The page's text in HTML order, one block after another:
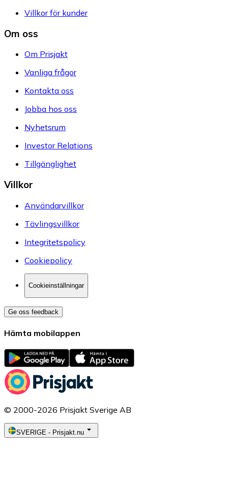
Villkor för kunder
Om oss
Om Prisjakt
Vanliga frågor
Kontakta oss
Jobba hos oss
Nyhetsrum
Investor Relations
Tillgänglighet
Villkor
Användarvillkor
Tävlingsvillkor
Integritetspolicy
Cookiepolicy
Cookieinställningar
Ge oss feedback
Hämta mobilappen
© 2000-2026 Prisjakt Sverige AB
SVERIGE - Prisjakt.nu